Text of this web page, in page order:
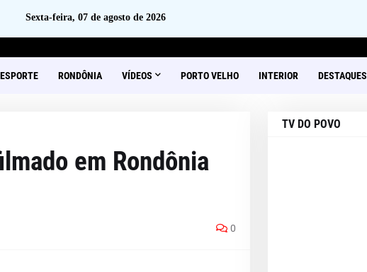
Sexta-feira, 07 de agosto de 2026
ESPORTE RONDÔNIA VÍDEOS PORTO VELHO INTERIOR DESTAQUES
em Rondônia
0
TV DO POVO